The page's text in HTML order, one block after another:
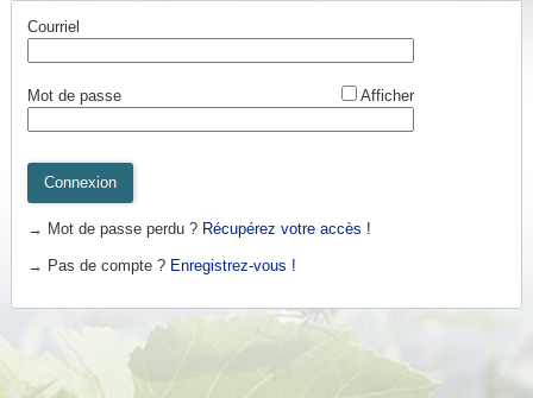
Courriel
Mot de passe Afficher
Connexion
→ Mot de passe perdu ? Récupérez votre accès !
→ Pas de compte ? Enregistrez-vous !